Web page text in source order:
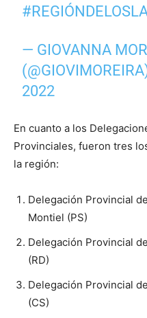
— GIOVANNA
2022
En cuanto a los
Provinciales, fueron tres
la región:
Delegación Provincial
Montiel (PS)
Delegación Provincial
(RD)
Delegación Provincial
(CS)